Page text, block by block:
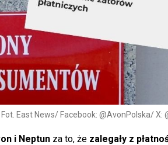
Fot. East News/ Facebook: @AvonPolska/ X:
i Neptun za to, że zalegały z